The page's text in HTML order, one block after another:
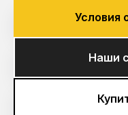
Условия
Наши